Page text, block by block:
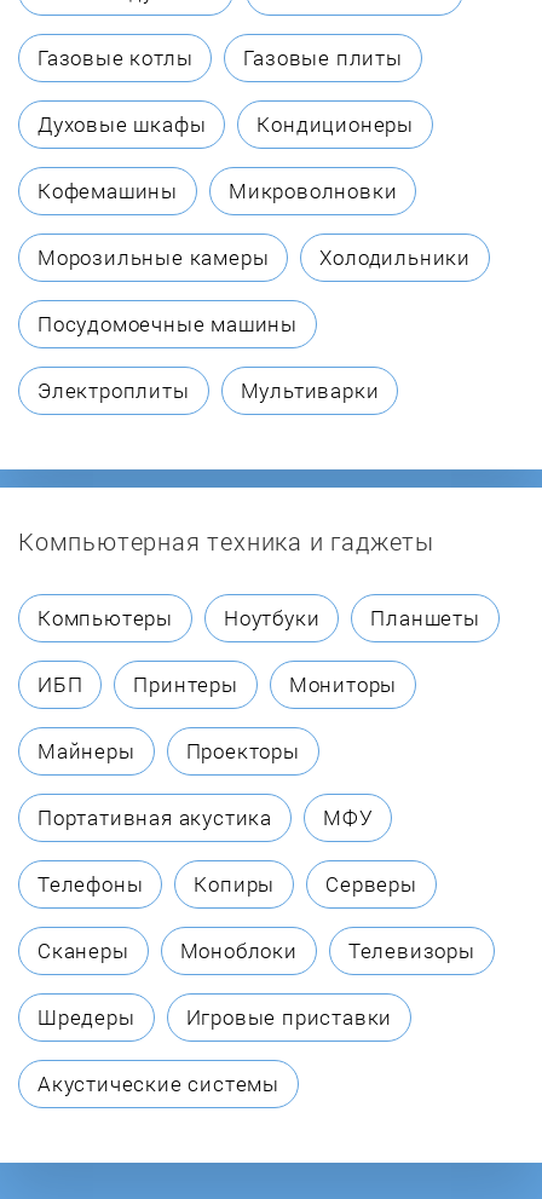
Bompani
BORA
Bosch
Brandt
Cata
De Dietrich
De'Longhi
De Luxe
DEXP
ECOLUN
Eksi
Electrolux
Elica
Газовые котлы Газовые плиты
Духовые шкафы Кондиционеры
Кофемашины Микроволновки
Морозильные камеры Холодильники
Посудомоечные машины
Электроплиты Мультиварки
Компьютерная техника и гаджеты
Компьютеры Ноутбуки Планшеты
ИБП Принтеры Мониторы
Майнеры Проекторы
Портативная акустика МФУ
Телефоны Копиры Серверы
Сканеры Моноблоки Телевизоры
Шредеры Игровые приставки
Акустические системы